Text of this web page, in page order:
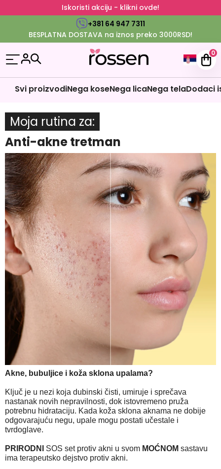
Iskoristi akciju - klikni ovde!
+381 64 947 7311
BESPLATNA DOSTAVA na iznos preko 3000RSD!
0
Svi proizvodiNega koseNega licaNega telaDodaci
Moja rutina za
Anti-akne tretman
Akne, bubuljice i koža sklona upalama?
Ključ je u nezi koja dubinski čisti, umiruje i sprečava
nastanak novih nepravilnosti, dok istovremeno pruža
potrebnu hidrataciju. Kada koža sklona aknama ne dobije
odgovarajuću negu, upale mogu postati učestale i
tvrdoglave.
PRIRODNI SOS set protiv akni u svom MOĆNOM sastavu
ima terapeutsko dejstvo protiv akni.